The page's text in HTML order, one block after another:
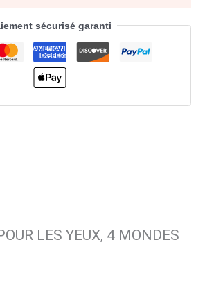
sécurisé garanti
LES YEUX, 4 MONDES